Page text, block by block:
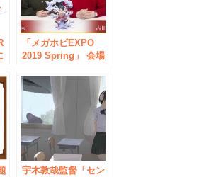
「メガホビEXPO
2019 Spring」 会場
ントのお知らせ
2019年5月25日
（土） 11：00～
18：00 東京都千代
田区
AKIBA_SQUARE
宇木敦哉監督「セン